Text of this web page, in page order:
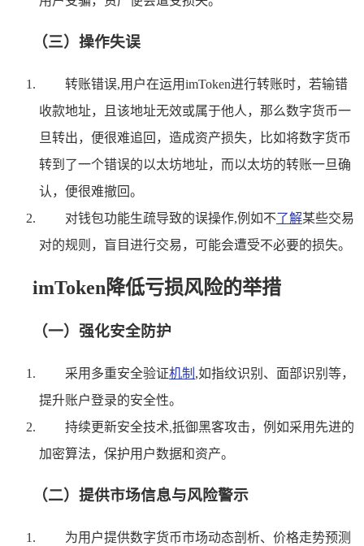
（三）操作失误
转账错误,用户在运用imToken进行转账时，若输错
收款地址，且该地址无效或属于他人，那么数字货币一
旦转出，便很难追回，造成资产损失，比如将数字货币
转到了一个错误的以太坊地址，而以太坊的转账一旦确
认，便很难撤回。
对钱包功能生疏导致的误操作,例如不了解某些交易
对的规则，盲目进行交易，可能会遭受不必要的损失。
imToken降低亏损风险的举措
（一）强化安全防护
采用多重安全验证机制 ,如指纹识别、面部识别等，
提升账户登录的安全性。
持续更新安全技术,抵御黑客攻击，例如采用先进的
加密算法，保护用户数据和资产。
（二）提供市场信息与风险警示
为用户提供数字货币市场动态剖析、价格走势预测